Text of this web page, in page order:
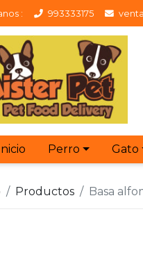
: 993333175
Perro Gato
Productos Basa